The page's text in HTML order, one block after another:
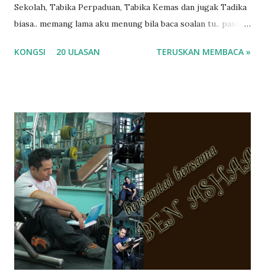
Sekolah, Tabika Perpaduan, Tabika Kemas dan jugak Tadika
biasa.. memang lama aku menung bila baca soalan tu.. pasal
ko.. masa tu aku baru je ada anak sorang dan aku hentam je
tanya sapa-sapa pun masa tu.. bila fikir-fikirkan balik terasa
jugak masa alahai teruknya kami sebagai ibubapa.. dan kami
terasa jugak semakin teruk bila abg long dah masuk 2 tahun
kat salah satu tadika swasta ni.. tapi nampaknya kenal huruf
pun tak tau.. pengsan aku bila ingat balik.. aku mula fikir
mungkin sebab abg long sendiri jenis budak yang ada
masalah dyslexia.. tapi minor la.. nanti la aku cerita pasal
dyslexia tu.. lepas tu kami buat keputusan pu...
KONGSI 20 ULASAN TERUSKAN MEMBACA »